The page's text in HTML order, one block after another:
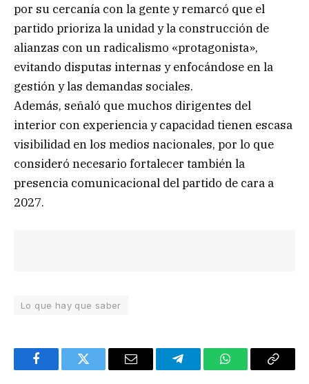
por su cercanía con la gente y remarcó que el
partido prioriza la unidad y la construcción de
alianzas con un radicalismo «protagonista»,
evitando disputas internas y enfocándose en la
gestión y las demandas sociales.
Además, señaló que muchos dirigentes del
interior con experiencia y capacidad tienen escasa
visibilidad en los medios nacionales, por lo que
consideró necesario fortalecer también la
presencia comunicacional del partido de cara a
2027.
Lo que hay que saber
FacebookTwitter Email TelegramWhatsAppCopy